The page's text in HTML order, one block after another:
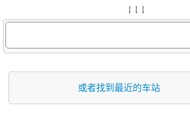
↓ ↓ ↓
或者找到最近的车站